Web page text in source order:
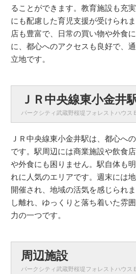
ることができます。教育施設も充
にも配慮した育児支援が受けられ
店も豊富で、日常の買い物や外食
に、都心へのアクセスも良好で、
立地です。
ＪＲ中央線東小金井
パークシティ武蔵野桜堤フォレストハウス
ＪＲ中央線東小金井駅は、都心へ
です。駅周辺には商業施設や飲食
や外食にも困りません。駅自体も
れに人気のエリアです。週末には
開催され、地域の活気を感じられ
し離れ、ゆっくりと落ち着いた雰
力の一つです。
周辺施設
パークシティ武蔵野桜堤フォレストハウス